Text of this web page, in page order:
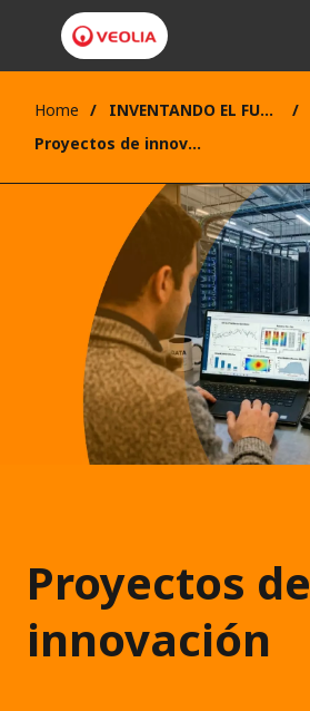
Home
INVENTANDO EL FUTURO
Proyectos de innovación
Proyectos de
innovación